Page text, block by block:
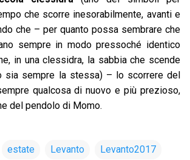
che scorre inesorabilmente, avanti e
che – per quanto possa sembrare che
sempre in modo pressoché identico
in una clessidra, la sabbia che scende
sia sempre la stessa) – lo scorrere del
qualcosa di nuovo e più prezioso,
del pendolo di Momo.
estate Levanto Levanto2017